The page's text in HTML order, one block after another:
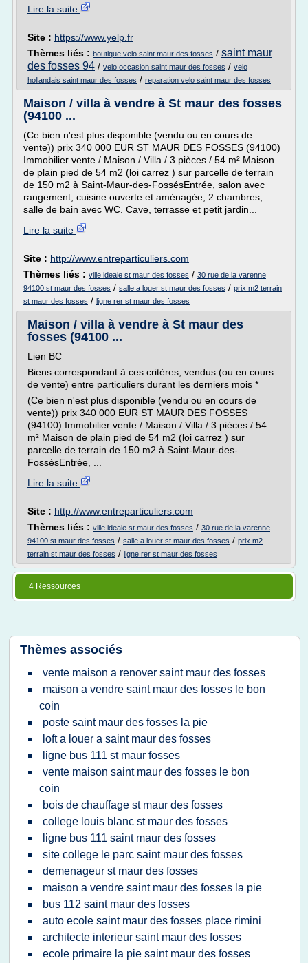
Lire la suite
Site : https://www.yelp.fr
Thèmes liés : boutique velo saint maur des fosses / saint maur
des fosses 94 / velo occasion saint maur des fosses / velo
hollandais saint maur des fosses / reparation velo saint maur des fosses
Maison / villa à vendre à St maur des fosses
(94100 ...
(Ce bien n'est plus disponible (vendu ou en cours de
vente)) prix 340 000 EUR ST MAUR DES FOSSES (94100)
Immobilier vente / Maison / Villa / 3 pièces / 54 m² Maison
de plain pied de 54 m2 (loi carrez ) sur parcelle de terrain
de 150 m2 à Saint-Maur-des-FossésEntrée, salon avec
rangement, cuisine ouverte et aménagée, 2 chambres,
salle de bain avec WC. Cave, terrasse et petit jardin...
Lire la suite
Site : http://www.entreparticuliers.com
Thèmes liés : ville ideale st maur des fosses / 30 rue de la varenne
94100 st maur des fosses / salle a louer st maur des fosses / prix m2 terrain
st maur des fosses / ligne rer st maur des fosses
Maison / villa à vendre à St maur des
fosses (94100 ...
Lien BC
Biens correspondant à ces critères, vendus (ou en cours
de vente) entre particuliers durant les derniers mois *
(Ce bien n'est plus disponible (vendu ou en cours de
vente)) prix 340 000 EUR ST MAUR DES FOSSES
(94100) Immobilier vente / Maison / Villa / 3 pièces / 54
m² Maison de plain pied de 54 m2 (loi carrez ) sur
parcelle de terrain de 150 m2 à Saint-Maur-des-
FossésEntrée, ...
Lire la suite
Site : http://www.entreparticuliers.com
Thèmes liés : ville ideale st maur des fosses / 30 rue de la varenne
94100 st maur des fosses / salle a louer st maur des fosses / prix m2
terrain st maur des fosses / ligne rer st maur des fosses
4 Ressources
Thèmes associés
vente maison a renover saint maur des fosses
maison a vendre saint maur des fosses le bon
coin
poste saint maur des fosses la pie
loft a louer a saint maur des fosses
ligne bus 111 st maur fosses
vente maison saint maur des fosses le bon
coin
bois de chauffage st maur des fosses
college louis blanc st maur des fosses
ligne bus 111 saint maur des fosses
site college le parc saint maur des fosses
demenageur st maur des fosses
maison a vendre saint maur des fosses la pie
bus 112 saint maur des fosses
auto ecole saint maur des fosses place rimini
architecte interieur saint maur des fosses
ecole primaire la pie saint maur des fosses